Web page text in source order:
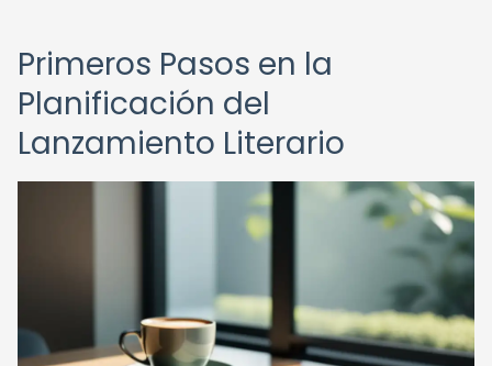
Primeros Pasos en la
Planificación del
Lanzamiento Literario